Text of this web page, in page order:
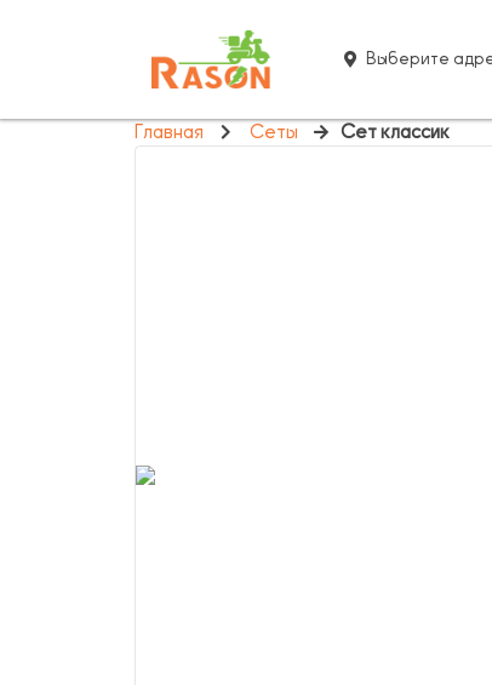
Выберите
Главная Сеты Сет классик